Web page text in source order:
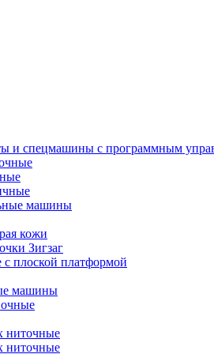
и спецмашины с программным
машины
кожи
Зигзаг
с плоской платформой
машины
ниточные
ниточные